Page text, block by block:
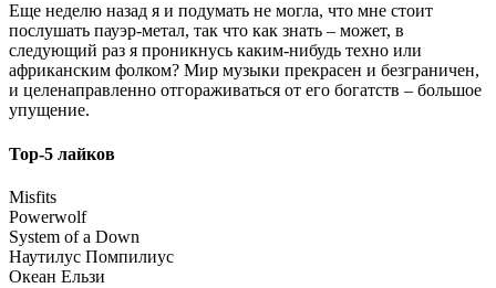
Еще неделю назад я и подумать не могла, что мне стоит
послушать пауэр-метал, так что как знать – может, в
следующий раз я проникнусь каким-нибудь техно или
африканским фолком? Мир музыки прекрасен и безграничен,
и целенаправленно отгораживаться от его богатств – большое
упущение.
Top-5 лайков
Misfits
Powerwolf
System of a Down
Наутилус Помпилиус
Океан Ельзи